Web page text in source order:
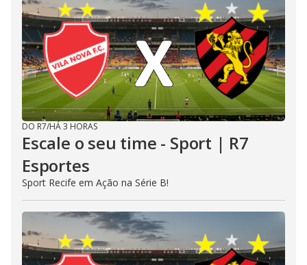
DO R7/HÁ 3 HORAS
Escale o seu time - Sport | R7
Esportes
Sport Recife em Ação na Série B!